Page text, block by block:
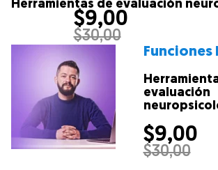
Herramientas de evaluación
$30,00
$9,00
Funciones
evaluación
$30,00
$9,00